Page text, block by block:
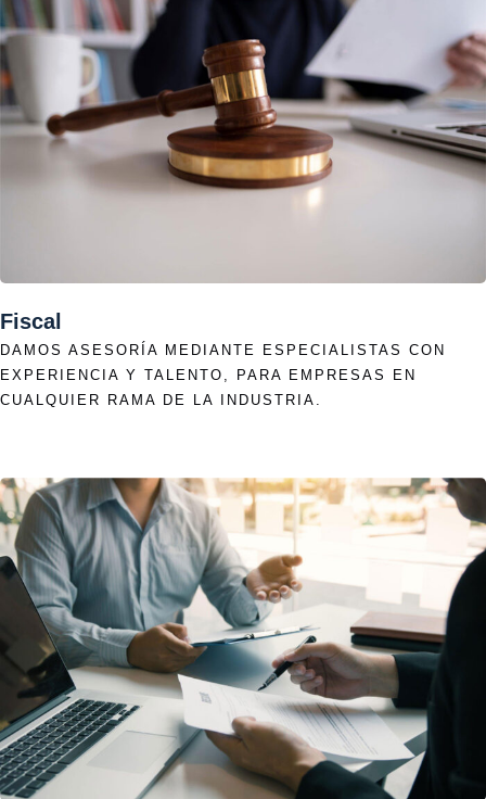
Fiscal
DAMOS ASESORÍA MEDIANTE ESPECIALISTAS CON
EXPERIENCIA Y TALENTO, PARA EMPRESAS EN
CUALQUIER RAMA DE LA INDUSTRIA.